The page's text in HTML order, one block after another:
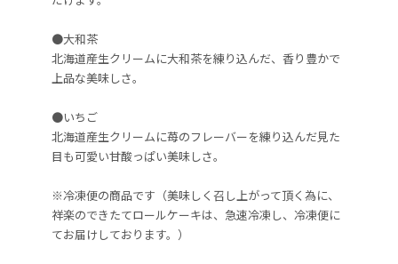
●大和茶
北海道産生クリームに大和茶を練り込んだ、香り豊かで
上品な美味しさ。
●いちご
北海道産生クリームに苺のフレーバーを練り込んだ見た
目も可愛い甘酸っぱい美味しさ。
※冷凍便の商品です（美味しく召し上がって頂く為に、
祥楽のできたてロールケーキは、急速冷凍し、冷凍便に
てお届けしております。）